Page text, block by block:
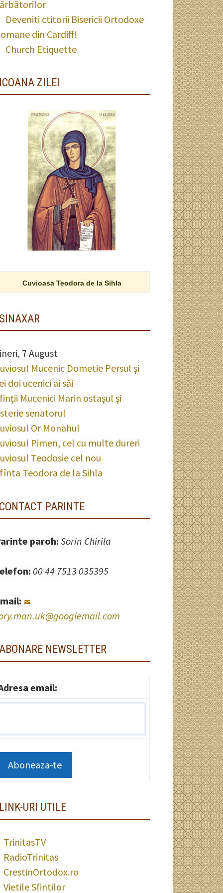
Deveniti ctitorii Bisericii Ortodoxe
din Cardiff!
Church Etiquette
ICOANA ZILEI
Cuvioasa Teodora de la Sihla
SINAXAR
7 August
Mucenic Dometie Persul şi
doi ucenici ai săi
Mucenici Marin ostaşul şi
senatorul
Or Monahul
Pimen, cel cu multe dureri
Teodosie cel nou
Teodora de la Sihla
CONTACT PARINTE
paroh:Sorin Chirila
00 44 7513 035395
ABONARE NEWSLETTER
email:
LINK-URI UTILE
TrinitasTV
RadioTrinitas
CrestinOrtodox.ro
Vietile Sfintilor